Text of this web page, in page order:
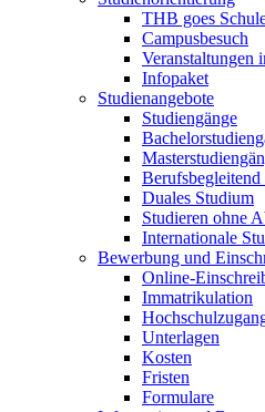
THB goes
Campusbesuch
Veranstaltungen
Infopaket
Studienangebote
Studiengänge
Duales Studium
Studieren ohne
Internationale
Bewerbung und
Online-
Immatrikulation
Unterlagen
Kosten
Fristen
Formulare